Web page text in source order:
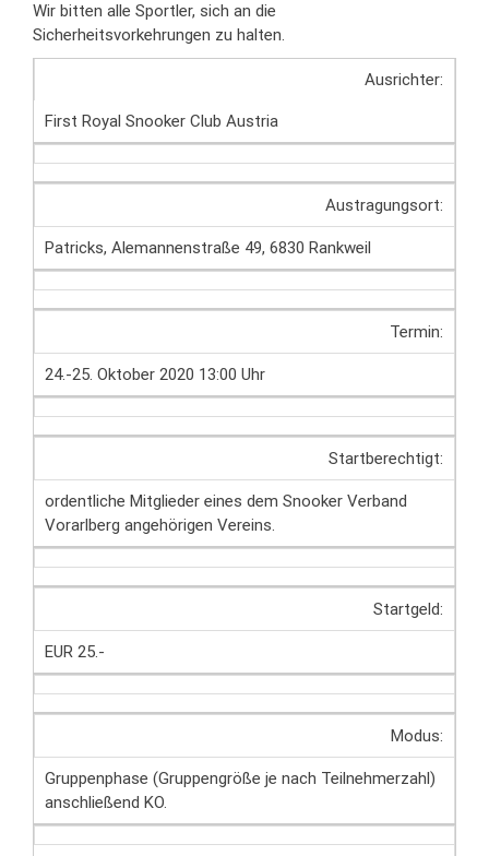
Wir bitten alle Sportler, sich an die
Sicherheitsvorkehrungen zu halten.
Ausrichter:
First Royal Snooker Club Austria
Austragungsort:
Patricks, Alemannenstraße 49, 6830 Rankweil
Termin:
24.-25. Oktober 2020 13:00 Uhr
Startberechtigt:
ordentliche Mitglieder eines dem Snooker Verband
Vorarlberg angehörigen Vereins.
Startgeld:
EUR 25.-
Modus:
Gruppenphase (Gruppengröße je nach Teilnehmerzahl)
anschließend KO.